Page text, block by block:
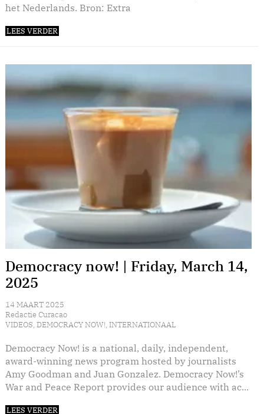
het Nederlands. Bron: Extra
LEES VERDER
Democracy now! | Friday, March 14,
2025
14 MAART 2025
Redactie Curacao
VIDEOS, DEMOCRACY NOW!, INTERNATIONAAL
Democracy Now! is a national, daily, independent,
award-winning news program hosted by journalists
Amy Goodman and Juan Gonzalez. Democracy Now!’s
War and Peace Report provides our audience with ac...
LEES VERDER